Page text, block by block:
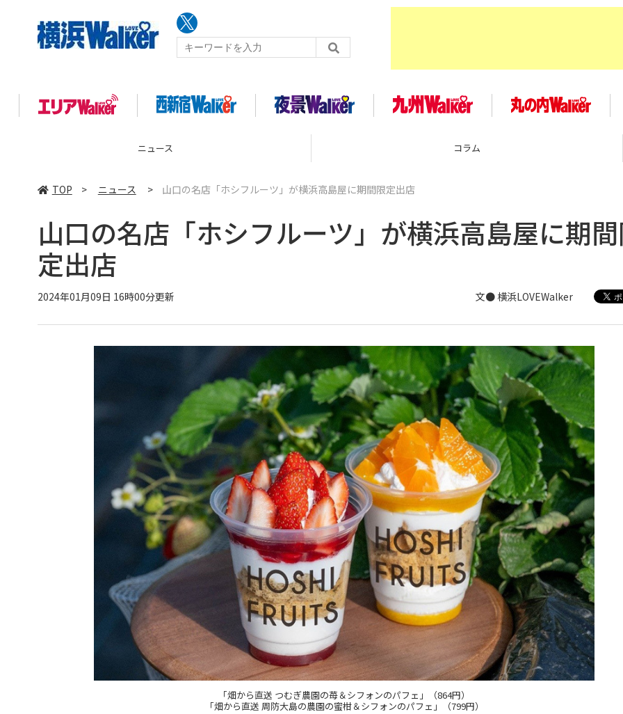
ニュース コラム
TOP > ニュース > 山口の名店「ホシフルーツ」が横浜高島屋に期間限定出店
山口の名店「ホシフルーツ」が横浜高島屋に期
定出店
2024年01月09日 16時00分更新 文● 横浜LOVEWalker
「畑から直送 つむぎ農園の苺＆シフォンのパフェ」（864円）
「畑から直送 周防大島の農園の蜜柑＆シフォンのパフェ」（799円）